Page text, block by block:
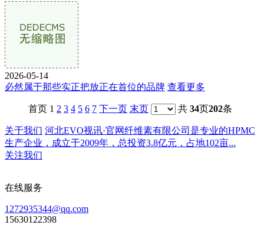
2026-05-14
必然属于那些实正把放正在首位的品牌 查看更多
首页 1 2 3 4 5 6 7 下一页 末页 共 34页202条
关于我们 河北EVO视讯·官网纤维素有限公司是专业的HPMC
生产企业，成立于2009年，总投资3.8亿元，占地102亩...
关注我们
在线服务
1272935344@qq.com
15630122398